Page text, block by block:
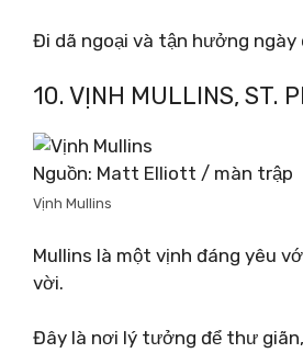
Đi dã ngoại và tận hưởng ngày
10. VỊNH MULLINS, ST.
Nguồn: Matt Elliott / màn trập
Vịnh Mullins
Mullins là một vịnh đáng yêu
vời.
Đây là nơi lý tưởng để thư